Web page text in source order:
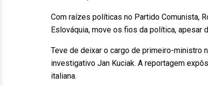
Com raízes políticas no Partido Comunista,
Eslováquia, move os fios da política, apesar
Teve de deixar o cargo de primeiro-ministro
investigativo Jan Kuciak. A reportagem
italiana.